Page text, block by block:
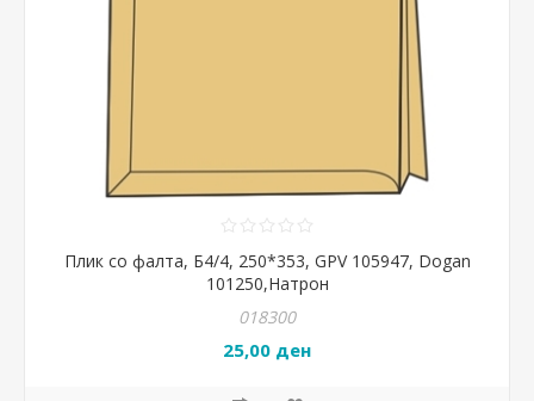
Плик со фалта, Б4/4, 250*353, GPV 105947, Dogan
101250,Натрон
018300
25,00 ден